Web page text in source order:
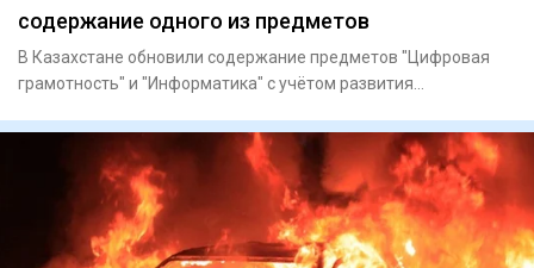
содержание одного из предметов
В Казахстане обновили содержание предметов "Цифровая
грамотность" и "Информатика" с учётом развития